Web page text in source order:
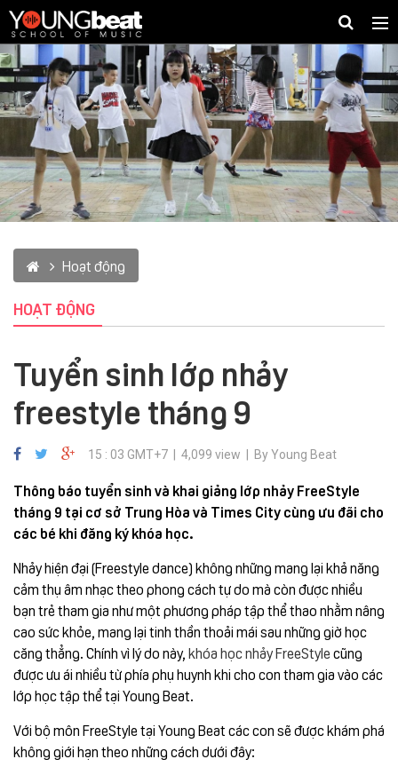
Hoạt động
HOẠT ĐỘNG
Tuyển sinh lớp nhảy
freestyle tháng 9
15 : 03 GMT+7 | 4,099 view | By Young Beat
Thông báo tuyển sinh và khai giảng lớp nhảy FreeStyle
tháng 9 tại cơ sở Trung Hòa và Times City cùng ưu đãi cho
các bé khi đăng ký khóa học.
Nhảy hiện đại (Freestyle dance) không những mang lại khả năng
cảm thụ âm nhạc theo phong cách tự do mà còn được nhiều
bạn trẻ tham gia như một phương pháp tập thể thao nhằm nâng
cao sức khỏe, mang lại tinh thần thoải mái sau những giờ học
căng thẳng. Chính vì lý do này, khóa học nhảy FreeStylecũng
được ưu ái nhiều từ phía phụ huynh khi cho con tham gia vào các
lớp học tập thể tại Young Beat.
Với bộ môn FreeStyle tại Young Beat các con sẽ được khám phá
không giới hạn theo những cách dưới đây: